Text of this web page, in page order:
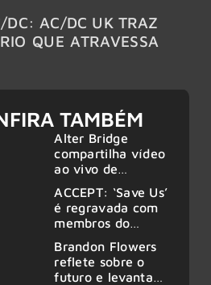
DC: AC/DC UK TRAZ
QUE ATRAVESSA
TAMBÉM
Alter Bridge
compartilha vídeo
ao vivo de
no Rock am Ring
2026
ACCEPT: ‘Save Us’
é regravada com
membros do
GHOST e KORN
Brandon Flowers
reflete sobre o
futuro e levanta